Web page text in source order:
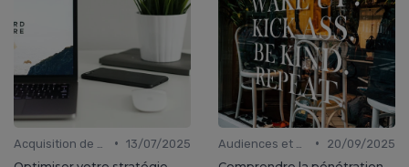
• 13/07/2025
•
20/09/2025